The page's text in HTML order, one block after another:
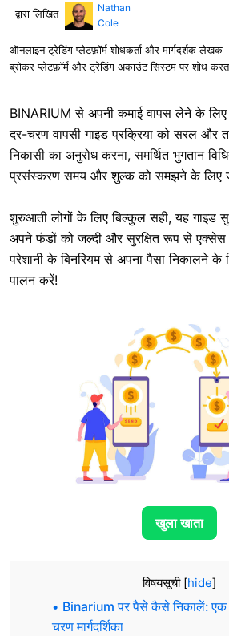
द्वारा लिखित
Nathan
Cole
ऑनलाइन ट्रेडिंग प्लेटफ़ॉर्म शोधकर्ता और मार्गदर्शक लेखक
ब्रोकर प्लेटफ़ॉर्म और ट्रेडिंग अकाउंट सिस्टम पर शोध
BINARIUM से अपनी कमाई वापस लेने के
दर-चरण वापसी गाइड प्रक्रिया को सरल और
निकासी का अनुरोध करना, समर्थित भुगतान
प्रसंस्करण समय और शुल्क को समझने के लिए
शुरुआती लोगों के लिए बिल्कुल सही, यह गाइड
अपने फंडों को जल्दी और सुरक्षित रूप से
परेशानी के बिनरियम से अपना पैसा निकालने के
पालन करें!
खुला खाता
विषयसूची [hide]
Binarium पर पैसे कैसे निकालें: एक
चरण मार्गदर्शिका